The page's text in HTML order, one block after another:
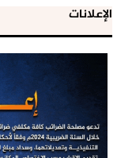
الإعلانات